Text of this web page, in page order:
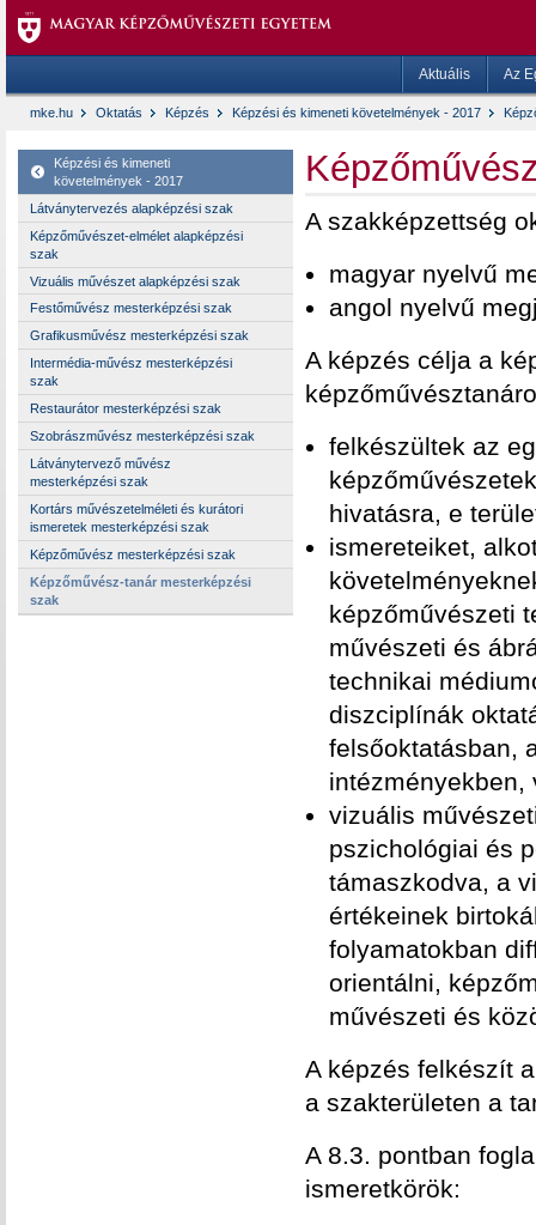
Aktuális Az
mke.hu Oktatás Képzés Képzési és kimeneti követelmények - 2017
Képzési és kimeneti
követelmények - 2017
Látványtervezés alapképzési szak
Képzőművészet-elmélet alapképzési
szak
Vizuális művészet alapképzési szak
Festőművész mesterképzési szak
Grafikusművész mesterképzési szak
Intermédia-művész mesterképzési
szak
Restaurátor mesterképzési szak
Szobrászművész mesterképzési szak
Látványtervező művész
mesterképzési szak
Kortárs művészetelméleti és kurátori
ismeretek mesterképzési szak
Képzőművész mesterképzési szak
Képzőművész-tanár mesterképzési
szak
A szakképzettség
magyar nyelvű
angol nyelvű
A képzés célja a
felkészültek az
hivatásra, e
ismereteiket,
képzőművészeti
művészeti és
technikai
diszciplínák
felsőoktatásban,
intézményekben,
vizuális
pszichológiai és
támaszkodva, a
értékeinek
folyamatokban
orientálni,
művészeti és
A képzés felkészít
a szakterületen a
A 8.3. pontban
ismeretkörök: